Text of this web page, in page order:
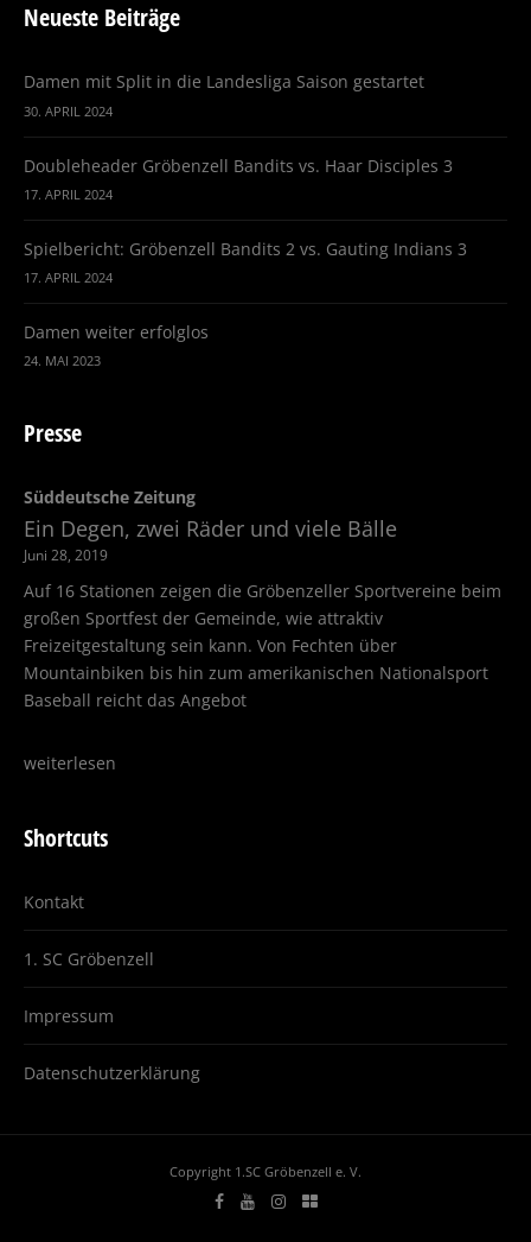
Neueste Beiträge
Damen mit Split in die Landesliga Saison gestartet
30. APRIL 2024
Doubleheader Gröbenzell Bandits vs. Haar Disciples 3
17. APRIL 2024
Spielbericht: Gröbenzell Bandits 2 vs. Gauting Indians 3
17. APRIL 2024
Damen weiter erfolglos
24. MAI 2023
Presse
Juni 28, 2019
Süddeutsche Zeitung
Ein Degen, zwei Räder und viele Bälle
Auf 16 Stationen zeigen die Gröbenzeller Sportvereine beim
großen Sportfest der Gemeinde, wie attraktiv
Freizeitgestaltung sein kann. Von Fechten über
Mountainbiken bis hin zum amerikanischen Nationalsport
Baseball reicht das Angebot
weiterlesen
Shortcuts
Kontakt
1. SC Gröbenzell
Impressum
Datenschutzerklärung
Copyright 1.SC Gröbenzell e. V.